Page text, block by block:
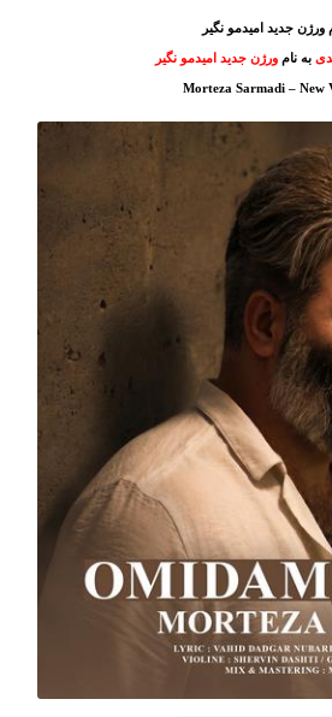
جدید امیدمو نگیر
به نامورژن جدید امیدمو نگیر
Morteza Sarmadi – New